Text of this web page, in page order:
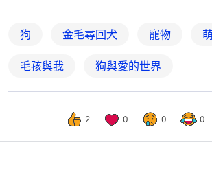
狗 金毛尋回犬 寵物
毛孩與我 狗與愛的世界
2 0 0 0